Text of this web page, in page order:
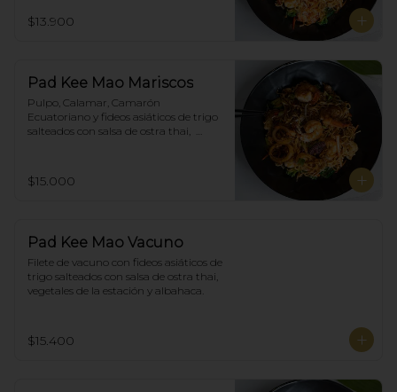
$13.900
Pad Kee Mao Mariscos
Pulpo, Calamar, Camarón
Ecuatoriano y fideos asiáticos de trigo
salteados con salsa de ostra thai,
$15.000
Pad Kee Mao Vacuno
Filete de vacuno con fideos asiáticos de
trigo salteados con salsa de ostra thai,
vegetales de la estación y albahaca.
$15.400